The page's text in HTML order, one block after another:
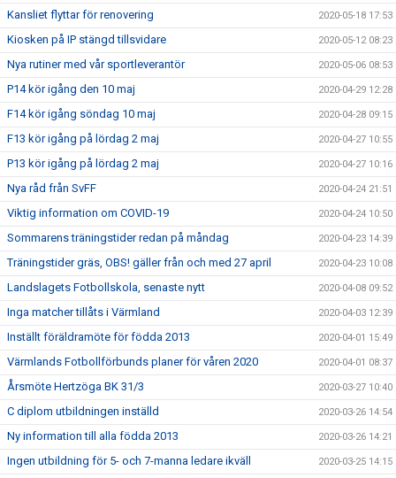
Kansliet flyttar för renovering 2020-05-18 17:53
Kiosken på IP stängd tillsvidare 2020-05-12 08:23
Nya rutiner med vår sportleverantör 2020-05-06 08:53
P14 kör igång den 10 maj 2020-04-29 12:28
F14 kör igång söndag 10 maj 2020-04-28 09:15
F13 kör igång på lördag 2 maj 2020-04-27 10:55
P13 kör igång på lördag 2 maj 2020-04-27 10:16
Nya råd från SvFF 2020-04-24 21:51
Viktig information om COVID-19 2020-04-24 10:50
Sommarens träningstider redan på måndag 2020-04-23 14:39
Träningstider gräs, OBS! gäller från och med 27 april 2020-04-23 10:08
Landslagets Fotbollskola, senaste nytt 2020-04-08 09:52
Inga matcher tillåts i Värmland 2020-04-03 12:39
Inställt föräldramöte för födda 2013 2020-04-01 15:49
Värmlands Fotbollförbunds planer för våren 2020 2020-04-01 08:37
Årsmöte Hertzöga BK 31/3 2020-03-27 10:40
C diplom utbildningen inställd 2020-03-26 14:54
Ny information till alla födda 2013 2020-03-26 14:21
Ingen utbildning för 5- och 7-manna ledare ikväll 2020-03-25 14:15